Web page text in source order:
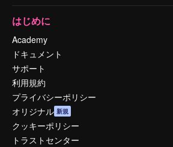
はじめに
Academy
ドキュメント
サポート
利用規約
プライバシーポリシー
オリジナル 新規
クッキーポリシー
トラストセンター